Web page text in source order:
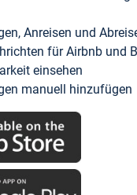
Anreisen und
für Airbnb und
einsehen
manuell hinzufügen